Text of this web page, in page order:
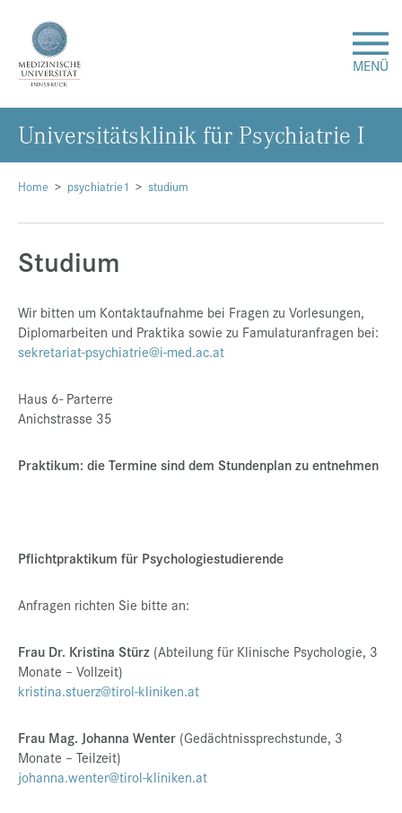
MENÜ
Forschung
Studium & Lehre
Internationales
Events
Presse
Jobs
Service-Links
Home psychiatrie1 studium
Studium
Wir bitten um Kontaktaufnahme bei Fragen zu Vorlesungen,
Diplomarbeiten und Praktika sowie zu Famulaturanfragen bei:
sekretariat-psychiatrie@i-med.ac.at
Haus 6- Parterre
Anichstrasse 35
Praktikum: die Termine sind dem Stundenplan zu entnehmen
Pflichtpraktikum für Psychologiestudierende
Anfragen richten Sie bitte an:
Frau Dr. Kristina Stürz (Abteilung für Klinische Psychologie, 3
Monate – Vollzeit)
kristina.stuerz@tirol-kliniken.at
Frau Mag. Johanna Wenter (Gedächtnissprechstunde, 3
Monate – Teilzeit)
johanna.wenter@tirol-kliniken.at
Uni­ver­si­täts­kli­nik für Psych­ia­trie I